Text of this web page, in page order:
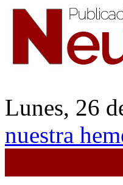
Lunes, 26
nuestra